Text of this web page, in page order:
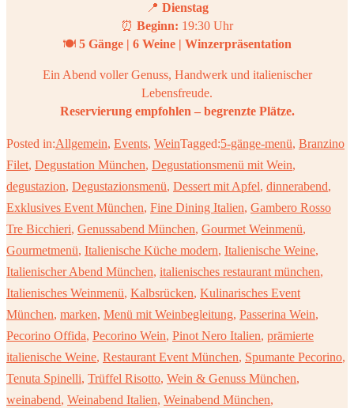
📍 Dienstag
⏰ Beginn: 19:30 Uhr
🍽 5 Gänge | 6 Weine | Winzerpräsentation
Ein Abend voller Genuss, Handwerk und italienischer
Lebensfreude.
Reservierung empfohlen – begrenzte Plätze.
Posted in:Allgemein, Events, WeinTagged:5-gänge-menü, Branzino
Filet, Degustation München, Degustationsmenü mit Wein,
degustazion, Degustazionsmenü, Dessert mit Apfel, dinnerabend,
Exklusives Event München, Fine Dining Italien, Gambero Rosso
Tre Bicchieri, Genussabend München, Gourmet Weinmenü,
Gourmetmenü, Italienische Küche modern, Italienische Weine,
Italienischer Abend München, italienisches restaurant münchen,
Italienisches Weinmenü, Kalbsrücken, Kulinarisches Event
München, marken, Menü mit Weinbegleitung, Passerina Wein,
Pecorino Offida, Pecorino Wein, Pinot Nero Italien, prämierte
italienische Weine, Restaurant Event München, Spumante Pecorino,
Tenuta Spinelli, Trüffel Risotto, Wein & Genuss München,
weinabend, Weinabend Italien, Weinabend München,